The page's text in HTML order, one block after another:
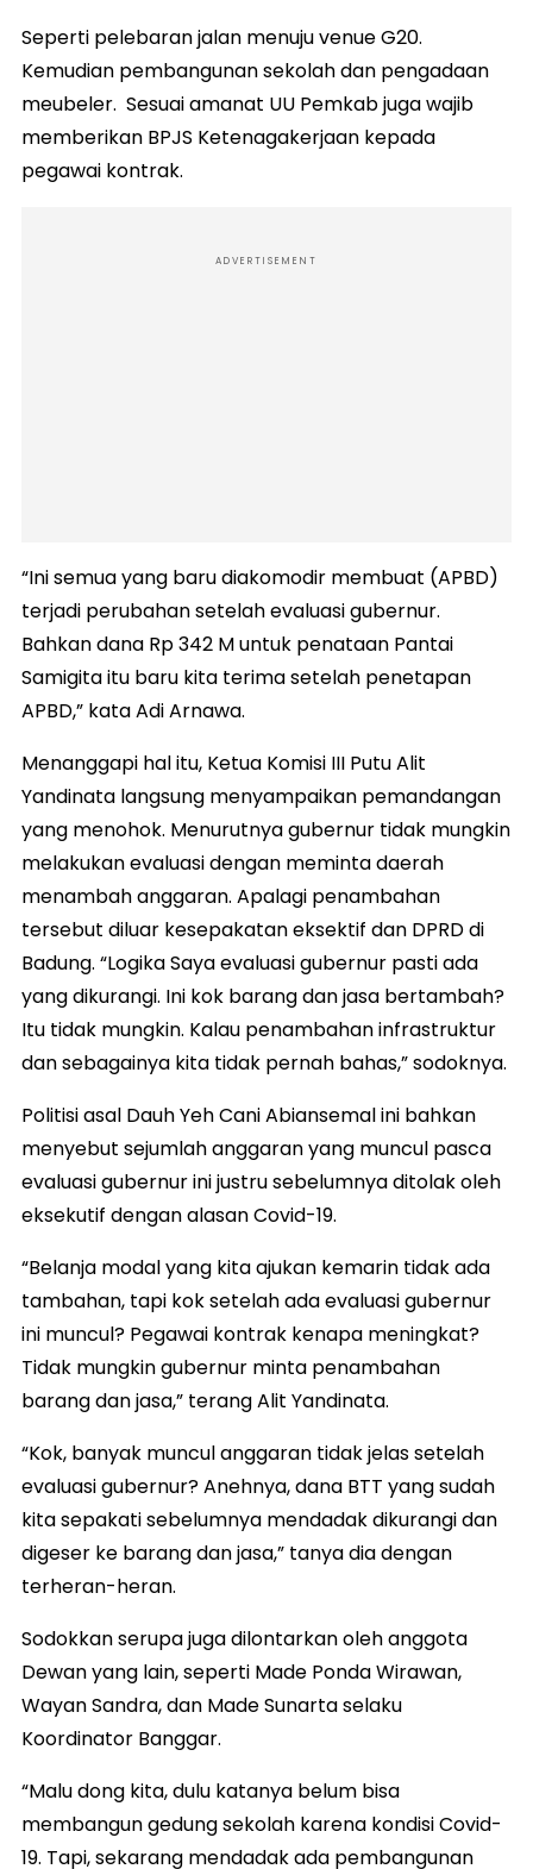
Seperti pelebaran jalan menuju venue G20.
Kemudian pembangunan sekolah dan pengadaan
meubeler. Sesuai amanat UU Pemkab juga wajib
memberikan BPJS Ketenagakerjaan kepada
pegawai kontrak.
ADVERTISEMENT
“Ini semua yang baru diakomodir membuat (APBD)
terjadi perubahan setelah evaluasi gubernur.
Bahkan dana Rp 342 M untuk penataan Pantai
Samigita itu baru kita terima setelah penetapan
APBD,” kata Adi Arnawa.
Menanggapi hal itu, Ketua Komisi III Putu Alit
Yandinata langsung menyampaikan pemandangan
yang menohok. Menurutnya gubernur tidak mungkin
melakukan evaluasi dengan meminta daerah
menambah anggaran. Apalagi penambahan
tersebut diluar kesepakatan eksektif dan DPRD di
Badung. “Logika Saya evaluasi gubernur pasti ada
yang dikurangi. Ini kok barang dan jasa bertambah?
Itu tidak mungkin. Kalau penambahan infrastruktur
dan sebagainya kita tidak pernah bahas,” sodoknya.
Politisi asal Dauh Yeh Cani Abiansemal ini bahkan
menyebut sejumlah anggaran yang muncul pasca
evaluasi gubernur ini justru sebelumnya ditolak oleh
eksekutif dengan alasan Covid-19.
“Belanja modal yang kita ajukan kemarin tidak ada
tambahan, tapi kok setelah ada evaluasi gubernur
ini muncul? Pegawai kontrak kenapa meningkat?
Tidak mungkin gubernur minta penambahan
barang dan jasa,” terang Alit Yandinata.
“Kok, banyak muncul anggaran tidak jelas setelah
evaluasi gubernur? Anehnya, dana BTT yang sudah
kita sepakati sebelumnya mendadak dikurangi dan
digeser ke barang dan jasa,” tanya dia dengan
terheran-heran.
Sodokkan serupa juga dilontarkan oleh anggota
Dewan yang lain, seperti Made Ponda Wirawan,
Wayan Sandra, dan Made Sunarta selaku
Koordinator Banggar.
“Malu dong kita, dulu katanya belum bisa
membangun gedung sekolah karena kondisi Covid-
19. Tapi, sekarang mendadak ada pembangunan